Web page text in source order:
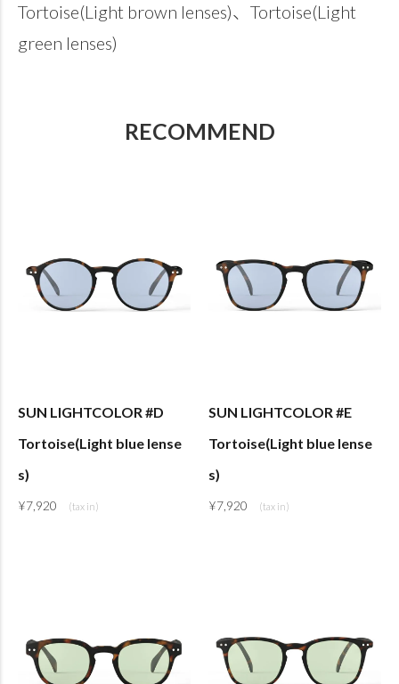
Tortoise(Light brown lenses)、Tortoise(Light
green lenses)
RECOMMEND
SUN LIGHTCOLOR #D
Tortoise(Light blue lense
s)
¥7,920
SUN LIGHTCOLOR #E
Tortoise(Light blue lense
s)
¥7,920